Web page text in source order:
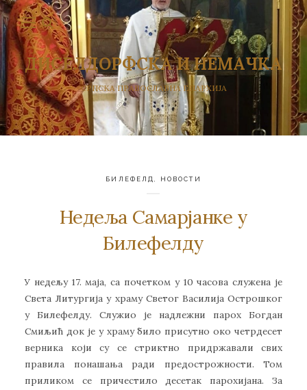
ДИСЕЛДОРФСКА И НЕМАЧКА
СРПСКА ПРАВОСЛАВНА ЕПАРХИЈА
БИЛЕФЕЛД НОВОСТИ
Недеља Самарјанке у
Билефелду
У недељу 17. маја, са почетком у 10 часова служена је
Света Литургија у храму Светог Василија Острошког
у Билефелду. Служио је надлежни парох Богдан
Смиљић док је у храму било присутно око четрдесет
верника који су се стриктно придржавали свих
правила понашања ради предострожности. Том
приликом се причестило десетак парохијана. За